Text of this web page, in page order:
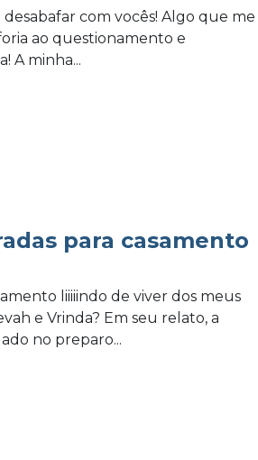
desabafar com vocês! Algo que me
ao questionamento e
A minha...
para casamento
liiiiindo de viver dos meus
e Vrinda? Em seu relato, a
no preparo...